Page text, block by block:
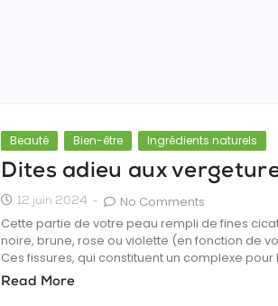
Beauté Bien-être Ingrédients naturels
Dites adieu aux
12 juin 2024 -
No Comments
Cette partie de votre peau rempli de fines
noire, brune, rose ou violette (en fonction de
Ces fissures, qui constituent un complexe pour
Read More